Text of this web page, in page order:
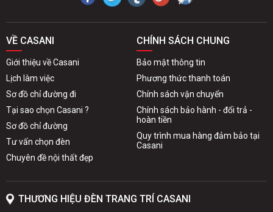
VỀ CASANI
Giới thiệu về Casani
Lịch làm việc
Sơ đồ chỉ đường đi
Tại sao chọn Casani ?
Sơ đồ chỉ đường
Tư vấn chọn đèn
Chuyên đề nội thất đẹp
CHÍNH SÁCH CHUNG
Bảo mật thông tin
Phương thức thanh toán
Chính sách vận chuyển
Chính sách bảo hành - đổi trả -
hoàn tiền
Quy trình mua hàng đảm bảo tại
Casani
THƯƠNG HIỆU ĐÈN TRANG TRÍ CASANI